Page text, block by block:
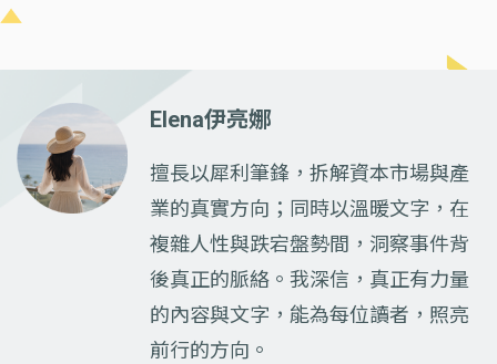
Elena伊亮娜
擅長以犀利筆鋒，拆解資本市場與產
業的真實方向；同時以溫暖文字，在
複雜人性與跌宕盤勢間，洞察事件背
後真正的脈絡。我深信，真正有力量
的內容與文字，能為每位讀者，照亮
前行的方向。